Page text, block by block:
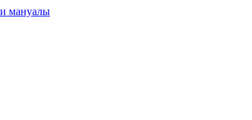
мануалы